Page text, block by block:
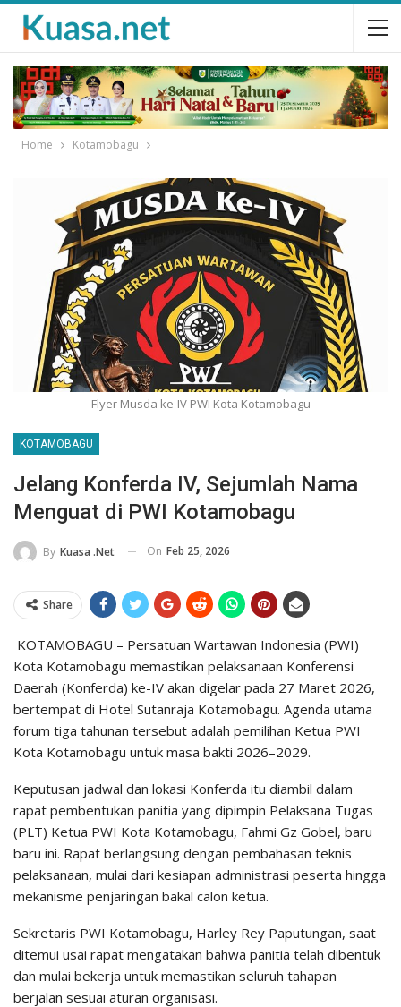
Home Kotamobagu
Flyer Musda ke-IV PWI Kota Kotamobagu
KOTAMOBAGU
Jelang Konferda IV, Sejumlah Nama
Menguat di PWI Kotamobagu
By Kuasa .net On Feb 25, 2026
Share
KOTAMOBAGU – Persatuan Wartawan Indonesia (PWI)
Kota Kotamobagu memastikan pelaksanaan Konferensi
Daerah (Konferda) ke-IV akan digelar pada 27 Maret 2026,
bertempat di Hotel Sutanraja Kotamobagu. Agenda utama
forum tiga tahunan tersebut adalah pemilihan Ketua PWI
Kota Kotamobagu untuk masa bakti 2026–2029.
Keputusan jadwal dan lokasi Konferda itu diambil dalam
rapat pembentukan panitia yang dipimpin Pelaksana Tugas
(PLT) Ketua PWI Kota Kotamobagu, Fahmi Gz Gobel, baru
baru ini. Rapat berlangsung dengan pembahasan teknis
pelaksanaan, mulai dari kesiapan administrasi peserta hingga
mekanisme penjaringan bakal calon ketua.
Sekretaris PWI Kotamobagu, Harley Rey Paputungan, saat
ditemui usai rapat mengatakan bahwa panitia telah dibentuk
dan mulai bekerja untuk memastikan seluruh tahapan
berjalan sesuai aturan organisasi.